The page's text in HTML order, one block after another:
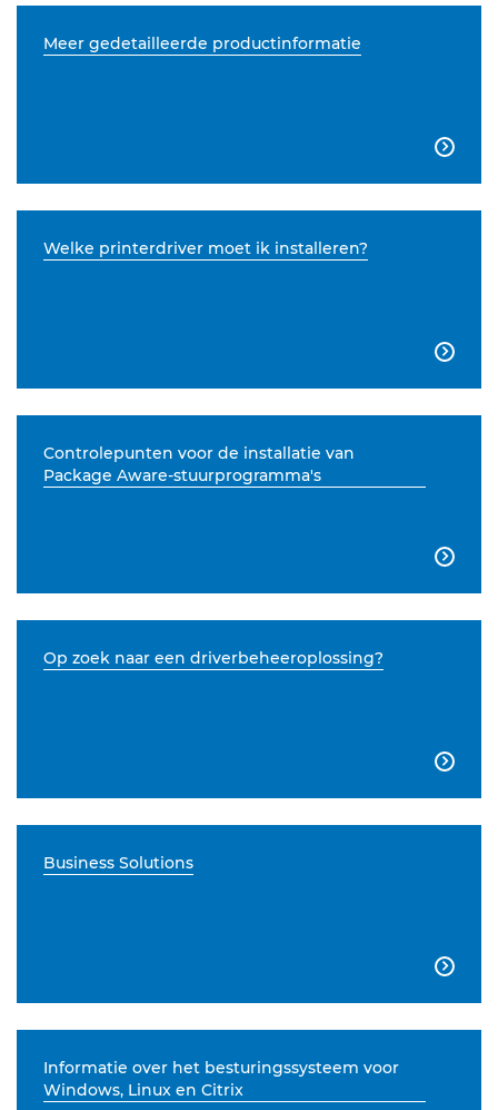
Meer gedetailleerde productinformatie

Welke printerdriver moet ik installeren?

Controlepunten voor de installatie van
Package Aware-stuurprogramma's

Op zoek naar een driverbeheeroplossing?

Business Solutions

Informatie over het besturingssysteem voor
Windows, Linux en Citrix